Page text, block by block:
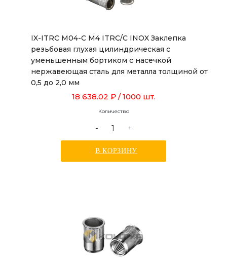
IX-ITRC M04-C M4 ITRC/C INOX Заклепка
резьбовая глухая цилиндрическая с
уменьшенным бортиком с насечкой
нержавеющая сталь для металла толщиной от
0,5 до 2,0 мм
18 638.02 ₽ / 1000 шт.
Количество
- +
В КОРЗИНУ